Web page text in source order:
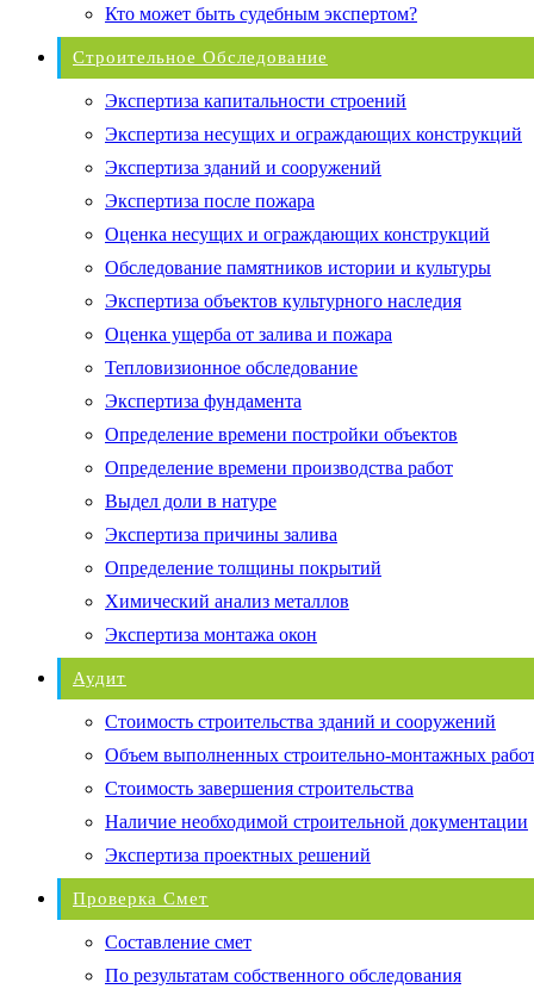
Кто может быть судебным экспертом?
Строительное Обследование
Экспертиза капитальности строений
Экспертиза несущих и ограждающих конструкций
Экспертиза зданий и сооружений
Экспертиза после пожара
Оценка несущих и ограждающих конструкций
Обследование памятников истории и культуры
Экспертиза объектов культурного наследия
Оценка ущерба от залива и пожара
Тепловизионное обследование
Экспертиза фундамента
Определение времени постройки объектов
Определение времени производства работ
Выдел доли в натуре
Экспертиза причины залива
Определение толщины покрытий
Химический анализ металлов
Экспертиза монтажа окон
Аудит
Стоимость строительства зданий и сооружений
Объем выполненных строительно-монтажных
Стоимость завершения строительства
Наличие необходимой строительной документации
Экспертиза проектных решений
Проверка Смет
Составление смет
По результатам собственного обследования